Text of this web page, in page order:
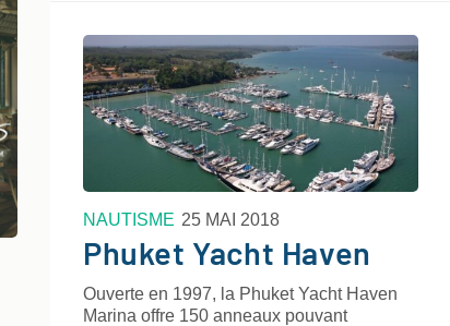
NAUTISME 25 MAI 2018
Phuket Yacht Haven
Ouverte en 1997, la Phuket Yacht Haven
Marina offre 150 anneaux pouvant